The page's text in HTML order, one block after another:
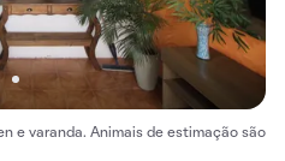
e varanda. Animais de estimação são